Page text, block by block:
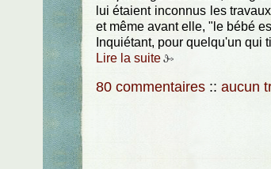
lui étaient inconnus les
et même avant elle, "le bébé
Inquiétant, pour quelqu'un qui
Lire la suite
80 commentaires :: aucun